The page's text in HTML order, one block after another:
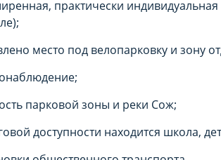
практически
место под велопарковку и зону
парковой зоны и реки Сож;
доступности находится школа,
части страницы
Перед тем как
можете ознакомиться с
Технические/
части страницы
Перед тем как
можете ознакомиться с
Технические/